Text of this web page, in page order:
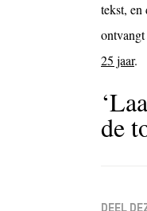
tekst, en
25 jaar.
de
DEEL